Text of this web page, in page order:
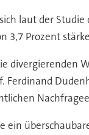
laut der
3,7 Prozent
divergierenden
Ferdinand
ein